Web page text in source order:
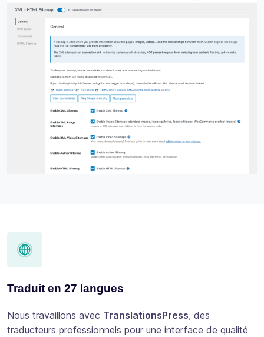
Traduit en 27 langues
Nous travaillons avec TranslationsPress, des
traducteurs professionnels pour une interface de qualité